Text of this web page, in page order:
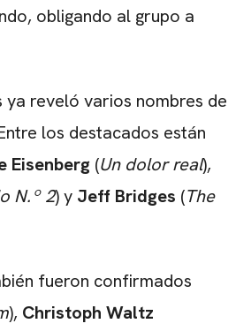
obligando al grupo a
ya reveló varios nombres de
los destacados están
Eisenberg (Un dolor real),
N.º 2) y Jeff Bridges (The
fueron confirmados
), Christoph Waltz